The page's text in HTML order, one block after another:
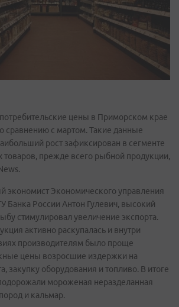
цены в Приморском крае
сравнению с мартом. Такие данные
рост зафиксирован в сегменте
товаров, прежде всего рыбной продукции,
экономист Экономического управления
Банка России Антон Гулевич, высокий
стимулировал увеличение экспорта.
активно раскупалась и внутри
производителям было проще
цены возросшие издержки на
закупку оборудования и топливо. В итоге
мороженая неразделанная
и кальмар.